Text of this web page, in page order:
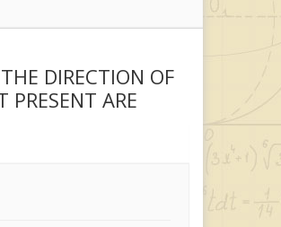
DIRECTION OF
PRESENT ARE